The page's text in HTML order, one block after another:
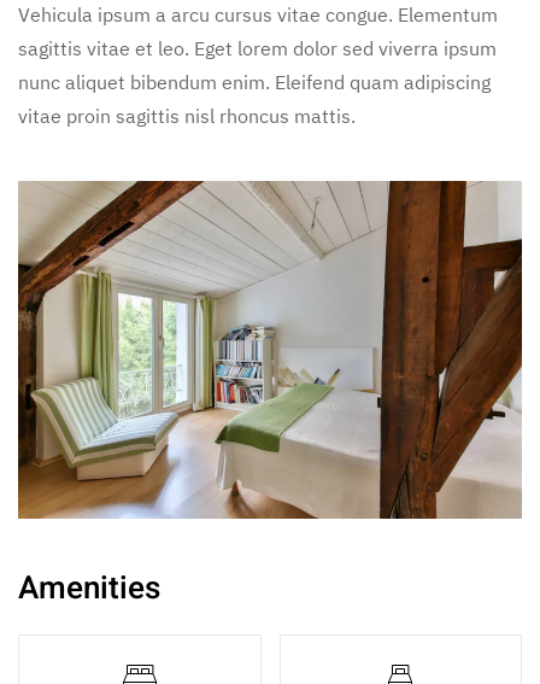
Vehicula ipsum a arcu cursus vitae congue. Elementum
sagittis vitae et leo. Eget lorem dolor sed viverra ipsum
nunc aliquet bibendum enim. Eleifend quam adipiscing
vitae proin sagittis nisl rhoncus mattis.
Amenities